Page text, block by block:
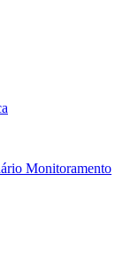
Monitoramento